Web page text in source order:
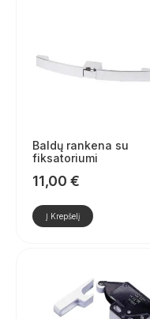
Baldų rankena su
fiksatoriumi
11,00 €
Į Krepšelį